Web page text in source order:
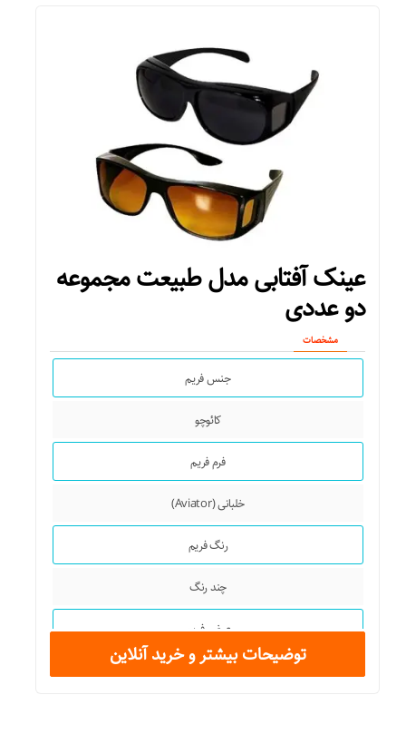
عینک آفتابی مدل طبیعت مجموعه
دو عددی
مشخصات
جنس فریم
کائوچو
فرم فریم
خلبانی (Aviator)
رنگ فریم
چند رنگ
عرض فریم
توضیحات بیشتر و خرید آنلاین